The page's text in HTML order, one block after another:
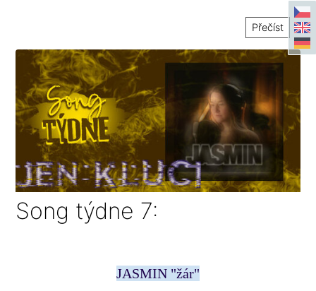
Přečíst
Song týdne 7:
JASMIN "žár"